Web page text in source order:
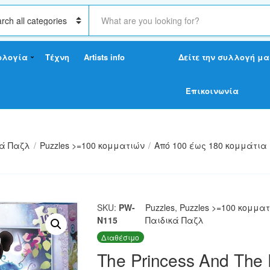
S
a
c
x
Τέχνη Artists info Δείτε την συλλογή
Επικοινωνία
Παζλ / Puzzles >=100 κομματιών / Από 100 έως 180 κομμάτια
SKU: PW-
N115
Puzzles, Puzzles >=100
Παιδικά Παζλ
Διαθέσιμο
The Princess And